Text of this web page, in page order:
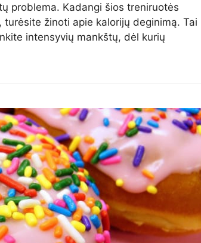
problema. Kadangi šios treniruotės
žinoti apie kalorijų deginimą. Tai
intensyvių mankštų, dėl kurių